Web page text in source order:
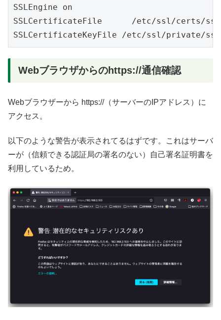
SSLEngine on
SSLCertificateFile      /etc/ssl/certs/ssl-
Webブラウザからのhttps://通信確認
Webブラウザーから https://（サーバーのIPアドレス）に
アクセス。
以下のような警告が表示されてるはずです。これはサーバ
ーが（信頼できる認証局の署名のない）自己署名証明書を
利用しているため。